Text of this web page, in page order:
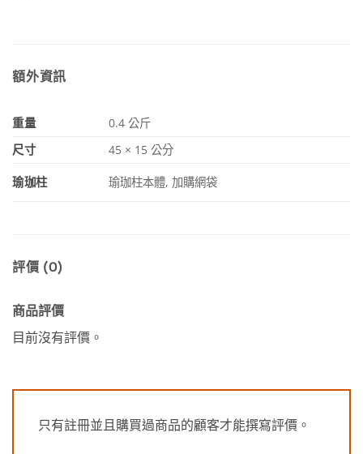
額外資訊
重量
0.4 公斤
尺寸
45 × 15 公分
瑜珈柱 瑜珈柱本體, 加購網袋
評價 (0)
商品評價
目前沒有評價。
只有註冊並且購買過商品的顧客才能撰寫評價。